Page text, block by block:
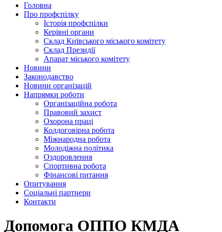
Головна
Про профспілку
Історія профспілки
Керівні органи
Склад Київського міського комітету
Склад Президії
Апарат міського комітету
Новини
Законодавство
Новини організацій
Напрямки роботи
Організаційна робота
Правовий захист
Охорона праці
Колдоговірна робота
Міжнародна робота
Молодіжна політика
Оздоровлення
Спортивна робота
Фінансові питання
Опитування
Соціальні партнери
Контакти
Допомога ОППО КМДА